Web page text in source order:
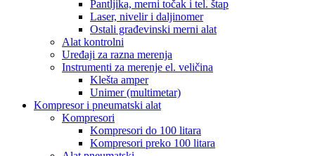
Pantljika, merni točak i tel. štap
Laser, nivelir i daljinomer
Ostali građevinski merni alat
Alat kontrolni
Uređaji za razna merenja
Instrumenti za merenje el. veličina
Klešta amper
Unimer (multimetar)
Kompresor i pneumatski alat
Kompresori
Kompresori do 100 litara
Kompresori preko 100 litara